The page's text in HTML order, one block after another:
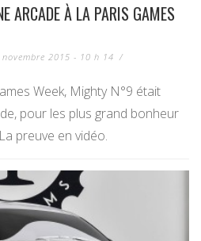
ARCADE À LA PARIS GAMES
novembre 2015 - 10 h 14 /
Week, Mighty N°9 était
pour les plus grand bonheur
preuve en vidéo.